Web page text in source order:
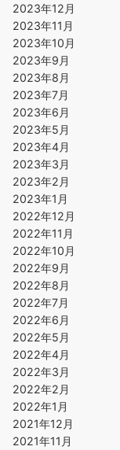
2023年12月
2023年11月
2023年10月
2023年9月
2023年8月
2023年7月
2023年6月
2023年5月
2023年4月
2023年3月
2023年2月
2023年1月
2022年12月
2022年11月
2022年10月
2022年9月
2022年8月
2022年7月
2022年6月
2022年5月
2022年4月
2022年3月
2022年2月
2022年1月
2021年12月
2021年11月